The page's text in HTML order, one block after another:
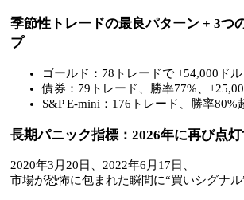
季節性トレードの最良パターン + 3つ
プ
ゴールド：78トレードで +54,000ドル
債券：79トレード、勝率77%、
S&P E-mini：176トレード、勝率80%
長期パニック指標：2026年に再び点灯
2020年3月20日、2022年6月17日、
市場が恐怖に包まれた瞬間に“買いシグナル